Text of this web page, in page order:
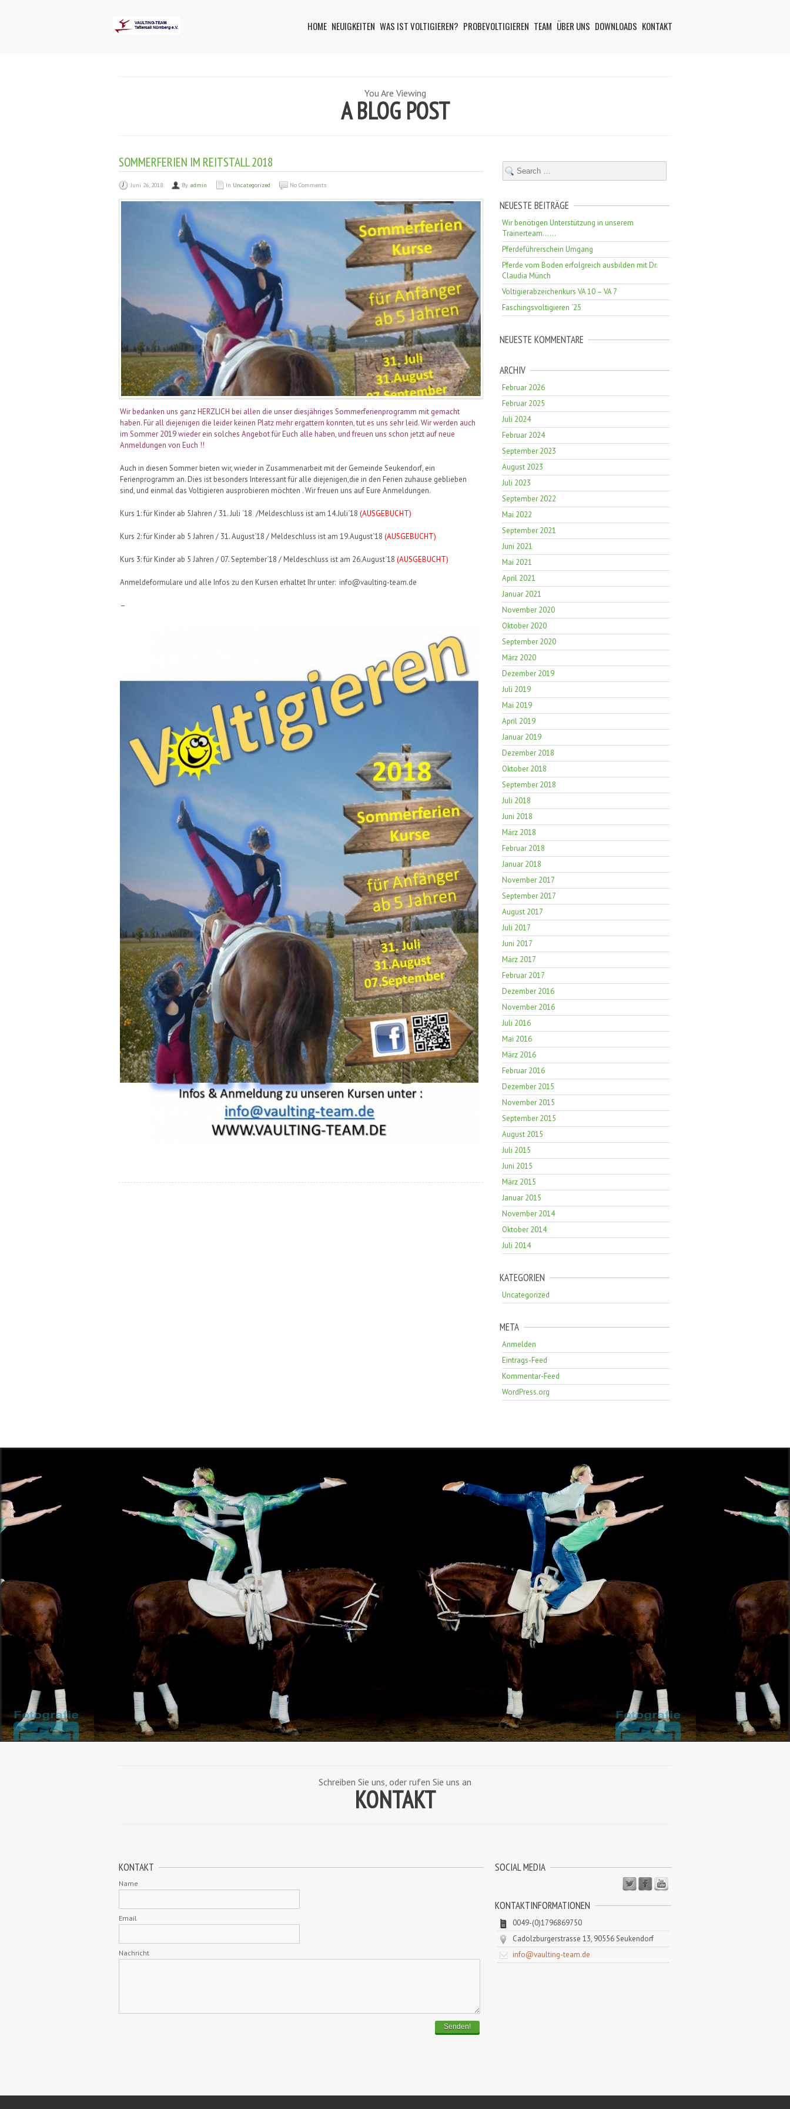
HOME NEUIGKEITEN WAS IST VOLTIGIEREN? PROBEVOLTIGIEREN TEAM ÜBER UNS DOWNLOADS KONTAKT
You Are Viewing
A BLOG POST
SOMMERFERIEN IM REITSTALL 2018
Juni 26, 2018 By admin In Uncategorized No Comments
Wir bedanken uns ganz HERZLICH bei allen die unser diesjähriges Sommerferienprogramm mit gemacht
haben. Für all diejenigen die leider keinen Platz mehr ergattern konnten, tut es uns sehr leid. Wir werden auch
im Sommer 2019 wieder ein solches Angebot für Euch alle haben, und freuen uns schon jetzt auf neue
Anmeldungen von Euch !!
Auch in diesen Sommer bieten wir, wieder in Zusammenarbeit mit der Gemeinde Seukendorf, ein
Ferienprogramm an. Dies ist besonders Interessant für alle diejenigen,die in den Ferien zuhause geblieben
sind, und einmal das Voltigieren ausprobieren möchten . Wir freuen uns auf Eure Anmeldungen.
Kurs 1: für Kinder ab 5Jahren / 31. Juli ´18 /Meldeschluss ist am 14.Juli´18 (AUSGEBUCHT)
Kurs 2: für Kinder ab 5 Jahren / 31. August´18 / Meldeschluss ist am 19.August´18 (AUSGEBUCHT)
Kurs 3: für Kinder ab 5 Jahren / 07. September´18 / Meldeschluss ist am 26.August´18 (AUSGEBUCHT)
Anmeldeformulare und alle Infos zu den Kursen erhaltet Ihr unter: info@vaulting-team.de
–
NEUESTE BEITRÄGE
Wir benötigen Unterstützung in unserem
Trainerteam……
Pferdeführerschein Umgang
Pferde vom Boden erfolgreich ausbilden mit Dr.
Claudia Münch
Voltigierabzeichenkurs VA 10 – VA 7
Faschingsvoltigieren ´25
NEUESTE KOMMENTARE
ARCHIV
Februar 2026
Februar 2025
Juli 2024
Februar 2024
September 2023
August 2023
Juli 2023
September 2022
Mai 2022
September 2021
Juni 2021
Mai 2021
April 2021
Januar 2021
November 2020
Oktober 2020
September 2020
März 2020
Dezember 2019
Juli 2019
Mai 2019
April 2019
Januar 2019
Dezember 2018
Oktober 2018
September 2018
Juli 2018
Juni 2018
März 2018
Februar 2018
Januar 2018
November 2017
September 2017
August 2017
Juli 2017
Juni 2017
März 2017
Februar 2017
Dezember 2016
November 2016
Juli 2016
Mai 2016
März 2016
Februar 2016
Dezember 2015
November 2015
September 2015
August 2015
Juli 2015
Juni 2015
März 2015
Januar 2015
November 2014
Oktober 2014
Juli 2014
KATEGORIEN
Uncategorized
META
Anmelden
Eintrags-Feed
Kommentar-Feed
WordPress.org
Schreiben Sie uns, oder rufen Sie uns an
KONTAKT
KONTAKT
Name
Email
Nachricht
Senden!
SOCIAL MEDIA
KONTAKTINFORMATIONEN
0049-(0)1796869750
Cadolzburgerstrasse 13, 90556 Seukendorf
info@vaulting-team.de